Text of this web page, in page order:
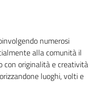
numerosi
alla comunità il
con originalità e creatività
luoghi, volti e